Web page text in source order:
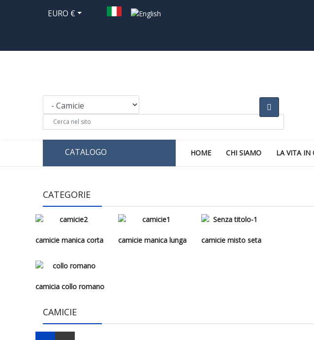
EURO €
CATALOGO HOME CHI SIAMO LA VITA IN
CATEGORIE
camicie manica corta camicie manica lunga camicie misto seta
camicia collo romano
CAMICIE